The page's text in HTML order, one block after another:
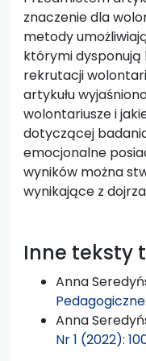
znaczenie dla
metody
którymi dysponują
rekrutacji
artykułu
wolontariusze i
dotyczącej
emocjonalne
wyników można
wynikające z
Inne teksty
Anna
Anna
Nr 1 (2022):